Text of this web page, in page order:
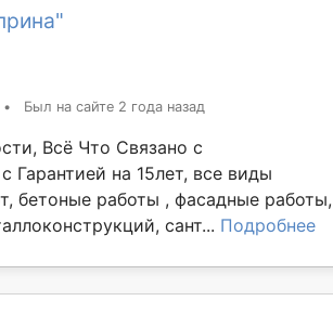
• Был на сайте 2 года назад
Всё Что Связано с
Гарантией на 15лет, все виды
бетоные работы , фасадные работы,
сант... Подробнее